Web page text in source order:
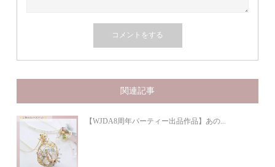
関連記事
【WJDA8周年パーティー出品作品】あの...